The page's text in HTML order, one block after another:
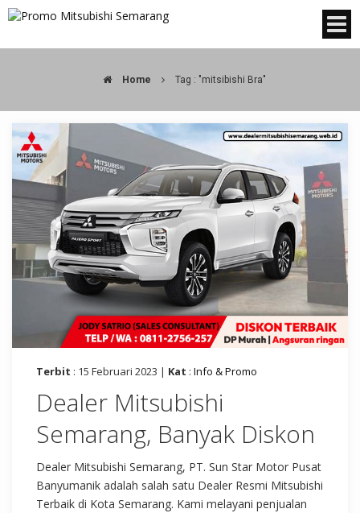
Home Tag : "mitsibishi Bra"
Terbit : 15 Februari 2023 | Kat : Info & Promo
Dealer Mitsubishi
Semarang, Banyak Diskon
Dealer Mitsubishi Semarang, PT. Sun Star Motor Pusat
Banyumanik adalah salah satu Dealer Resmi Mitsubishi
Terbaik di Kota Semarang. Kami melayani penjualan